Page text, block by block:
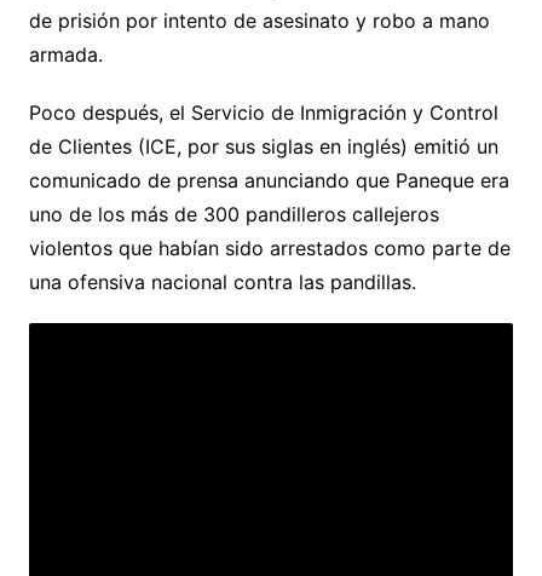
de prisión por intento de asesinato y robo a mano
armada.
Poco después, el Servicio de Inmigración y Control
de Clientes (ICE, por sus siglas en inglés) emitió un
comunicado de prensa anunciando que Paneque era
uno de los más de 300 pandilleros callejeros
violentos que habían sido arrestados como parte de
una ofensiva nacional contra las pandillas.